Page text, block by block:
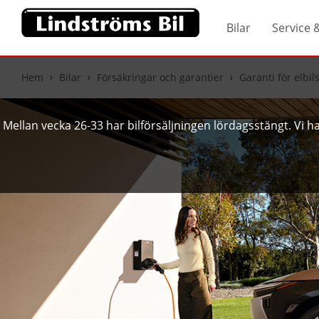
Bilar Service
Hem Bilar Försäkringar och garantier Garanti för
Mellan vecka 26-33 har bilförsäljningen lördagsstängt. Vi